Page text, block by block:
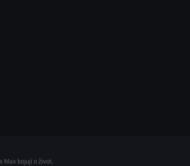
Max bojují o život.